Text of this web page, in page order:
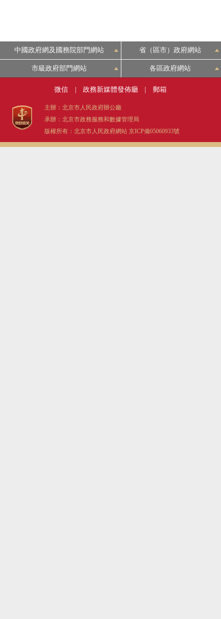
中國政府網及國務院部門網站 省（區市）政府網站
市級政府部門網站 各區政府網站
微信 政務新媒體發佈廳 郵箱
主辦：北京市人民政府辦公廳
承辦：北京市政務服務和數據管理局
版權所有：北京市人民政府網站 京ICP備05060933號